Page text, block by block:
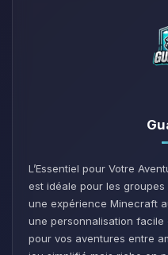
L’Essentiel pour Votre
est idéale pour les groupes
une expérience Minecraft
une personnalisation facile
pour vos aventures entre